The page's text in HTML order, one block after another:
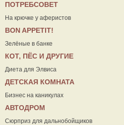
ПОТРЕБСОВЕТ
На крючке у аферистов
ВON APPETIT!
Зелёные в банке
КОТ, ПЁС И ДРУГИЕ
Диета для Элвиса
ДЕТСКАЯ КОМНАТА
Бизнес на каникулах
АВТОДРОМ
Сюрприз для дальнобойщиков